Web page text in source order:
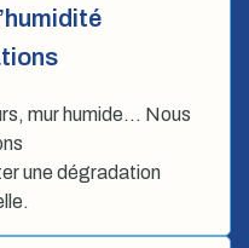
mur humide… Nous
une dégradation